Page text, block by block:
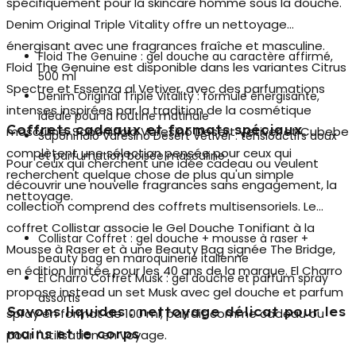
Denim Original Triple Vitality offre un nettoyage
énergisant avec une fragrances fraîche et masculine.
Floid The Genuine est disponible dans les variantes Citrus
Spectre et Essenza al Vetiver, avec des parfumations
intenses inspirées par la tradition de la cosmétique
masculine. Saponificio Varesino Desert Vetiver et Cubebe
complètent une sélection pensée pour ceux qui
recherchent quelque chose de plus qu'un simple
nettoyage.
Floid The Genuine : gel douche au caractère affirmé,
500 ml
Denim Original Triple Vitality : formule énergisante,
idéale pour la routine matinale
Saponificio Varesino Desert Vetiver : tensioactifs doux
et parfumation boisée masculine
Coffrets cadeaux et formats spéciaux
Pour ceux qui cherchent une idée cadeau ou veulent
découvrir une nouvelle fragrances sans engagement, la
collection comprend des coffrets multisensoriels. Le
coffret Collistarassocie le Gel Douche Tonifiant à la
Mousse à Raser et à une Beauty Bag signée The Bridge,
en édition limitée pour les 40 ans de la marque. El Charro
propose instead un set Musk avec gel douche et parfum
spray en format de 100 ml, parfait comme cadeau ou
pour l'utilisation en voyage.
Collistar Coffret : gel douche + mousse à raser +
beauty bag en maroquinerie italienne
El Charro Coffret Musk : gel douche et parfum spray
assortis
Savons liquides : nettoyage délicat pour les
mains et le corps